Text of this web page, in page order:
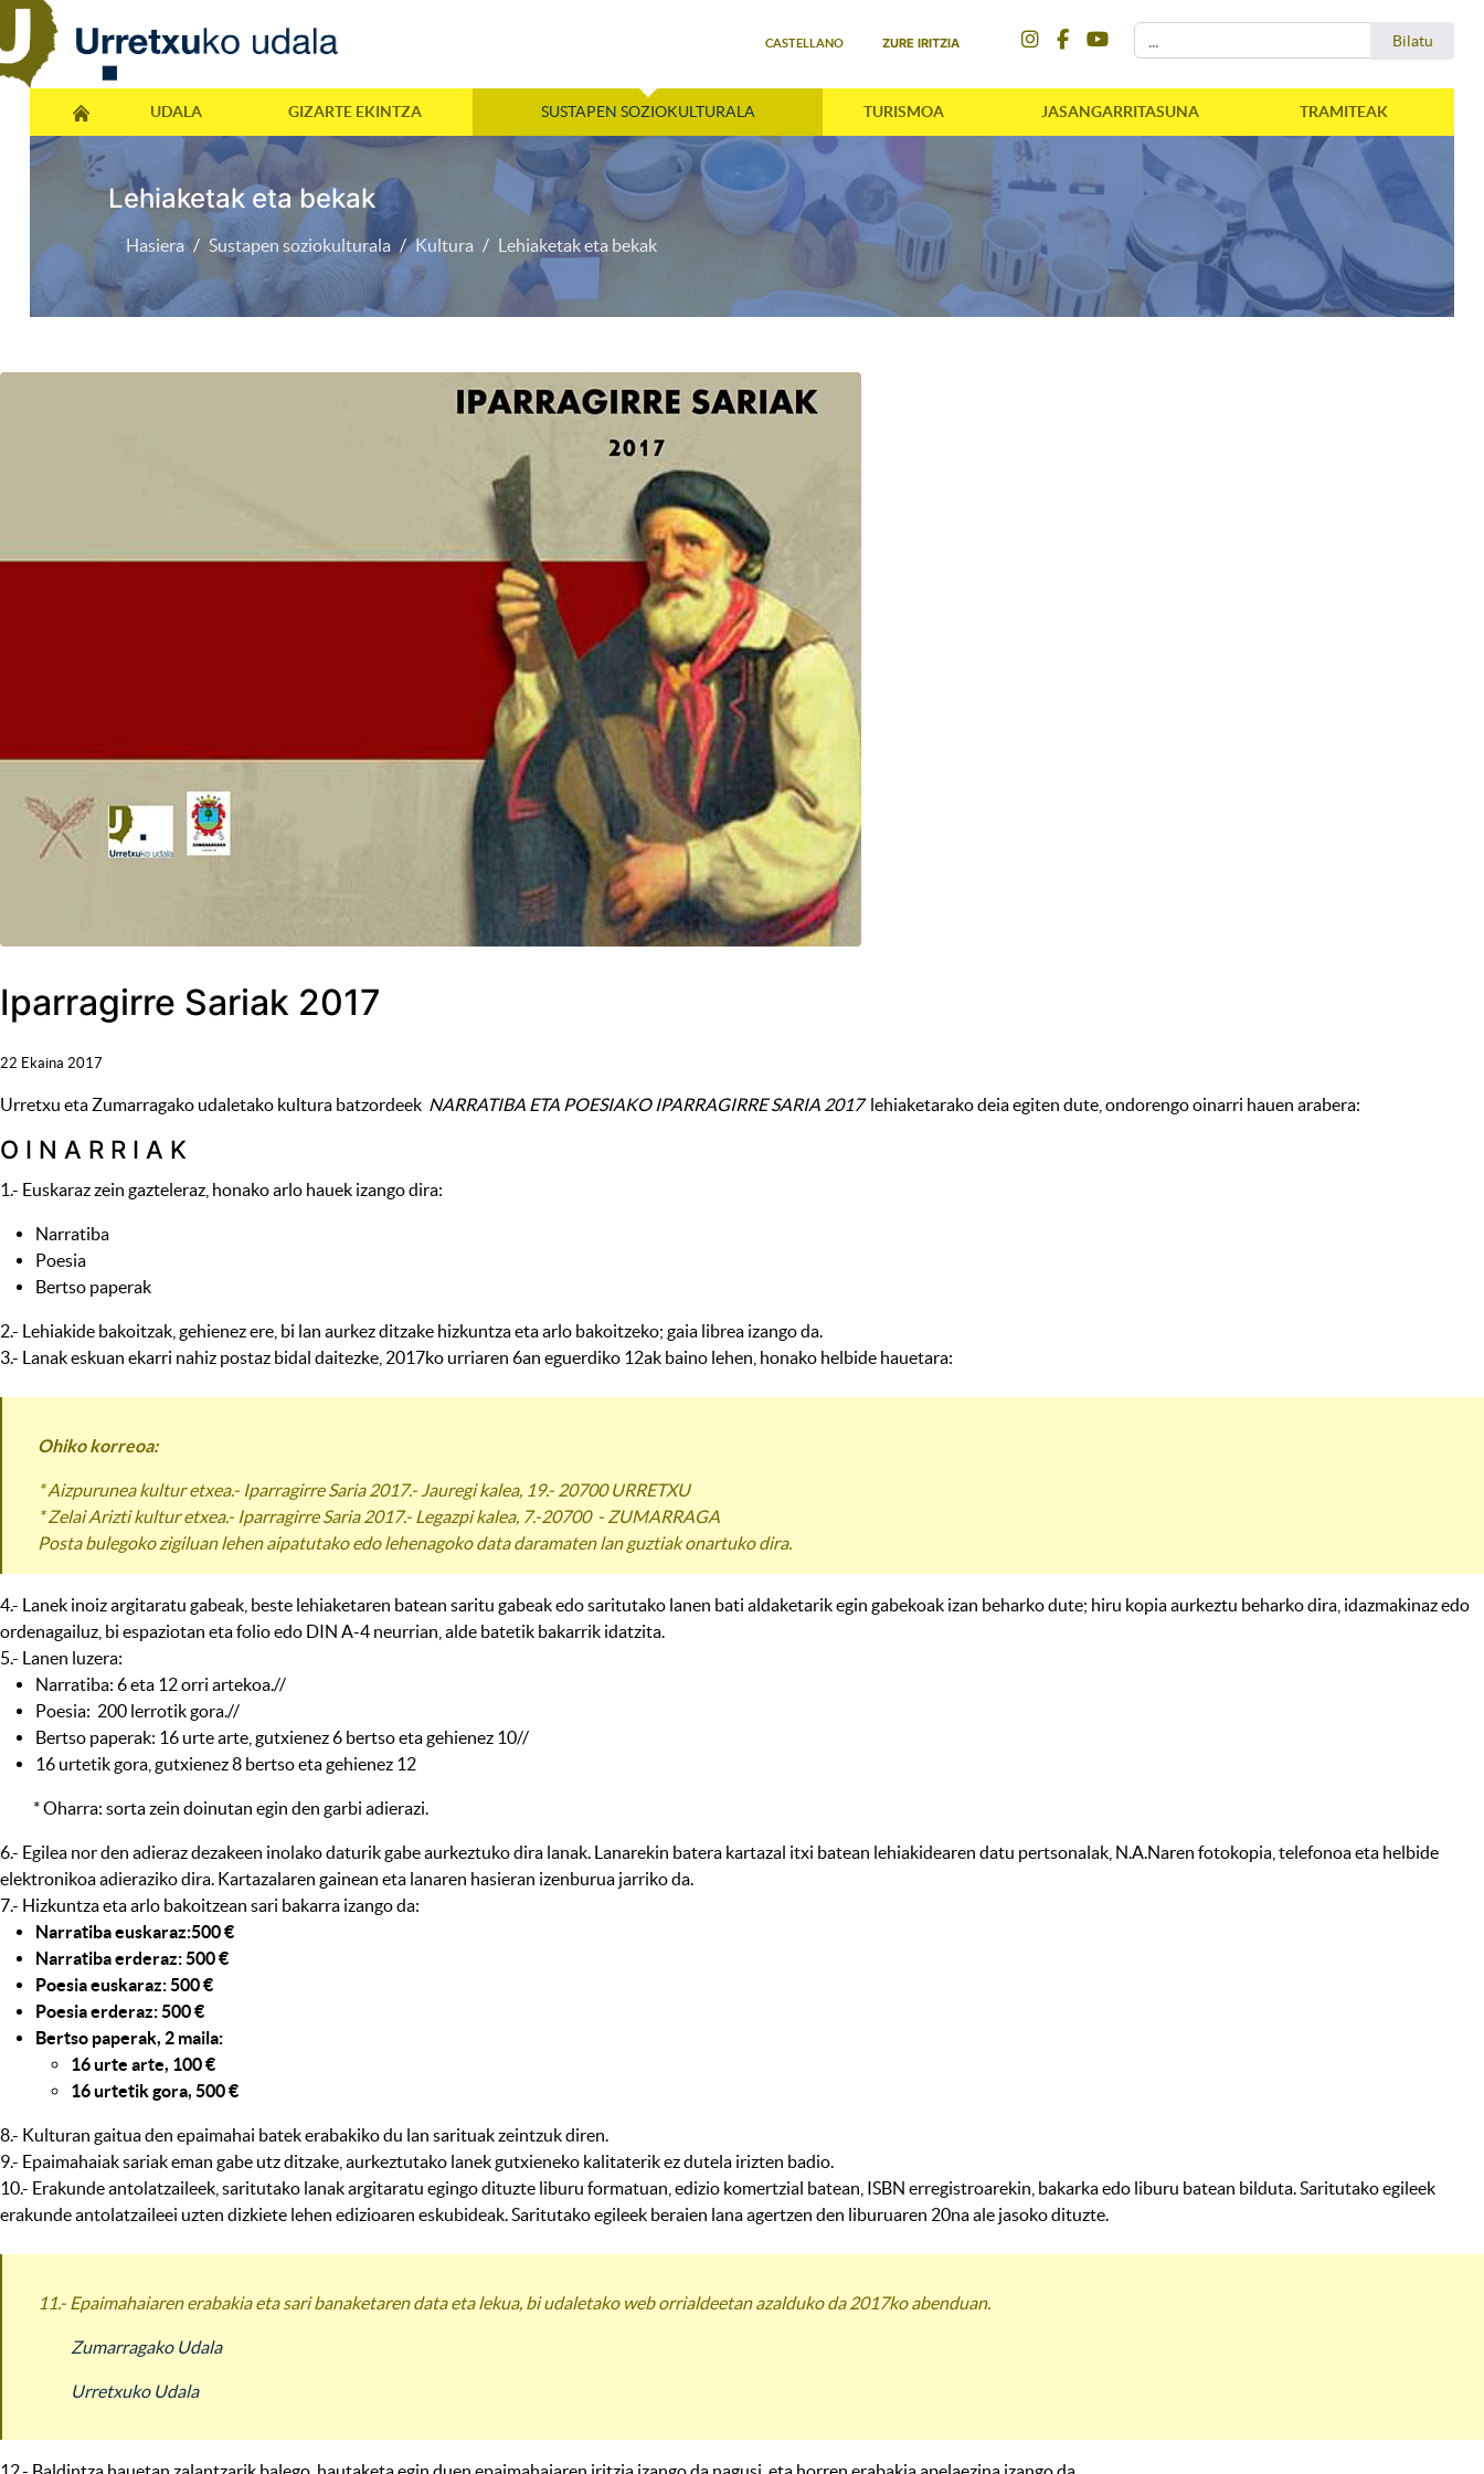
CASTELLANO ZURE IRITZIA Bilatu
UDALA GIZARTE EKINTZA SUSTAPEN SOZIOKULTURALA TURISMOA JASANGARRITASUNA TRAMITEAK
Lehiaketak eta bekak
Hasiera Sustapen soziokulturala Kultura Lehiaketak eta bekak
Iparragirre Sariak 2017
22 Ekaina 2017
Urretxu eta Zumarragako udaletako kultura batzordeek NARRATIBA ETA POESIAKO IPARRAGIRRE SARIA 2017lehiaketarako deia egiten dute, ondorengo oinarri hauen arabera:
O I N A R R I A K
1.- Euskaraz zein gazteleraz, honako arlo hauek izango dira:
Narratiba
Poesia
Bertso paperak
2.- Lehiakide bakoitzak, gehienez ere, bi lan aurkez ditzake hizkuntza eta arlo bakoitzeko; gaia librea izango da.
3.- Lanak eskuan ekarri nahiz postaz bidal daitezke, 2017ko urriaren 6an eguerdiko 12ak baino lehen, honako helbide hauetara:
Ohiko korreoa:
* Aizpurunea kultur etxea.- Iparragirre Saria 2017.- Jauregi kalea, 19.- 20700 URRETXU
* Zelai Arizti kultur etxea.- Iparragirre Saria 2017.- Legazpi kalea, 7.-20700 - ZUMARRAGA
Posta bulegoko zigiluan lehen aipatutako edo lehenagoko data daramaten lan guztiak onartuko dira.
4.- Lanek inoiz argitaratu gabeak, beste lehiaketaren batean saritu gabeak edo saritutako lanen bati aldaketarik egin gabekoak izan beharko dute; hiru kopia aurkeztu beharko dira, idazmakinaz edo
ordenagailuz, bi espaziotan eta folio edo DIN A-4 neurrian, alde batetik bakarrik idatzita.
5.- Lanen luzera:
Narratiba: 6 eta 12 orri artekoa.//
Poesia: 200 lerrotik gora.//
Bertso paperak: 16 urte arte, gutxienez 6 bertso eta gehienez 10//
16 urtetik gora, gutxienez 8 bertso eta gehienez 12
* Oharra: sorta zein doinutan egin den garbi adierazi.
6.- Egilea nor den adieraz dezakeen inolako daturik gabe aurkeztuko dira lanak. Lanarekin batera kartazal itxi batean lehiakidearen datu pertsonalak, N.A.Naren fotokopia, telefonoa eta helbide
elektronikoa adieraziko dira. Kartazalaren gainean eta lanaren hasieran izenburua jarriko da.
7.- Hizkuntza eta arlo bakoitzean sari bakarra izango da:
Narratiba euskaraz:500 €
Narratiba erderaz: 500 €
Poesia euskaraz: 500 €
Poesia erderaz: 500 €
Bertso paperak, 2 maila:
16 urte arte, 100 €
16 urtetik gora, 500 €
8.- Kulturan gaitua den epaimahai batek erabakiko du lan sarituak zeintzuk diren.
9.- Epaimahaiak sariak eman gabe utz ditzake, aurkeztutako lanek gutxieneko kalitaterik ez dutela irizten badio.
10.- Erakunde antolatzaileek, saritutako lanak argitaratu egingo dituzte liburu formatuan, edizio komertzial batean, ISBN erregistroarekin, bakarka edo liburu batean bilduta. Saritutako egileek
erakunde antolatzaileei uzten dizkiete lehen edizioaren eskubideak. Saritutako egileek beraien lana agertzen den liburuaren 20na ale jasoko dituzte.
11.- Epaimahaiaren erabakia eta sari banaketaren data eta lekua, bi udaletako web orrialdeetan azalduko da 2017ko abenduan.
Zumarragako Udala
Urretxuko Udala